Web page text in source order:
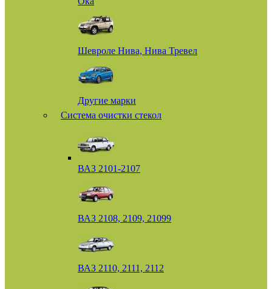
Шевроле Нива, Нива Тревел
Другие марки
Система очистки стекол
ВАЗ 2101-2107
ВАЗ 2108, 2109, 21099
ВАЗ 2110, 2111, 2112